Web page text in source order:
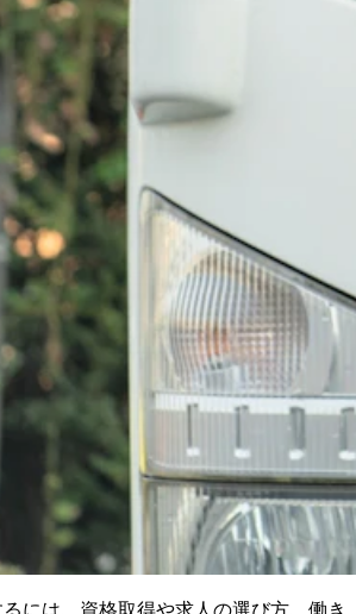
には、資格取得や求人の選び方、働き